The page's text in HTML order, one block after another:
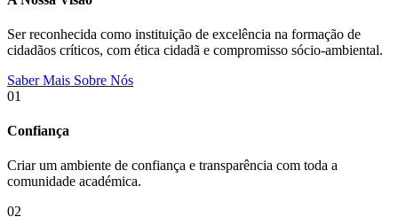
Ser reconhecida como instituição de excelência na formação de
cidadãos críticos, com ética cidadã e compromisso sócio-ambiental.
Saber Mais Sobre Nós
01
Confiança
Criar um ambiente de confiança e transparência com toda a
comunidade académica.
02